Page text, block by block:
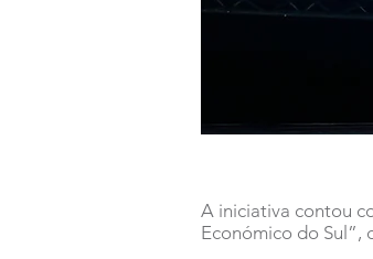
A iniciativa contou
Económico do Sul”,